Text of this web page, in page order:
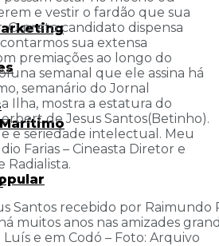
e vestir o fardão que sua
O preto candidato dispensa
sua extensa
premiações ao longo do
semanal que ele assina há
semanário do Jornal
Ilha, mostra a estatura do
de Jesus Santos(Betinho).
e seriedade intelectual. Meu
Farias – Cineasta Diretor e
Radialista.
Santos recebido por Raimundo
muitos anos nas amizades
Luís e em Codó – Foto: Arquivo